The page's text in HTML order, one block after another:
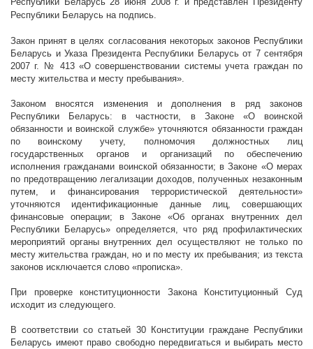
Республики Беларусь на подпись.
Закон принят в целях согласования некоторых законов Республики
Беларусь и Указа Президента Республики Беларусь от 7 сентября
2007 г. № 413 «О совершенствовании системы учета граждан по
месту жительства и месту пребывания».
Законом вносятся изменения и дополнения в ряд законов
Республики Беларусь: в частности, в Законе «О воинской
обязанности и воинской службе» уточняются обязанности граждан
по воинскому учету, полномочия должностных лиц
государственных органов и организаций по обеспечению
исполнения гражданами воинской обязанности; в Законе «О мерах
по предотвращению легализации доходов, полученных незаконным
путем, и финансирования террористической деятельности»
уточняются идентификационные данные лиц, совершающих
финансовые операции; в Законе «Об органах внутренних дел
Республики Беларусь» определяется, что ряд профилактических
мероприятий органы внутренних дел осуществляют не только по
месту жительства граждан, но и по месту их пребывания; из текста
законов исключается слово «прописка».
При проверке конституционности Закона Конституционный Суд
исходит из следующего.
В соответствии со статьей 30 Конституции граждане Республики
Беларусь имеют право свободно передвигаться и выбирать место